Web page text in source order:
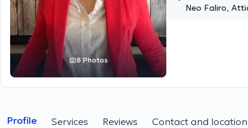
8 Photos
Neo Faliro,
Profile Services Reviews Contact and location